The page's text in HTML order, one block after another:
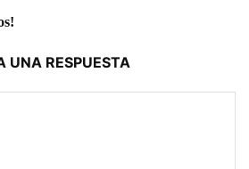
UNA RESPUESTA